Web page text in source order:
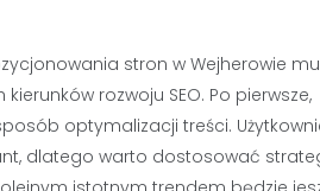
stron w Wejherowie
rozwoju SEO. Po pierwsze,
optymalizacji treści.
dlatego warto dostosować